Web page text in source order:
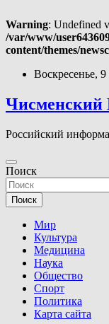
Warning: Undefined
/var/www/
content/themes/
Перейти
содержимому
Воскресенье, 9
Чисменский
Российский
Поиск
Поиск
Мир
Культура
Медицина
Наука
Общество
Спорт
Политика
Карта сайта